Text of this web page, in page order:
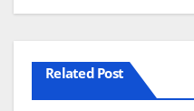
Related Post